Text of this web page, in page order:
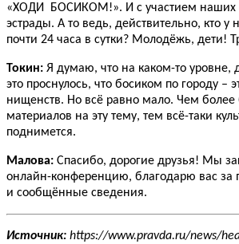
«ХОДИ БОСИКОМ!». И с участием наших
эстрады. А то ведь, действительно, кто у
почти 24 часа в сутки? Молодёжь, дети!
Токин: Я думаю, что на каком-то уровне,
это проснулось, что босиком по городу –
нищенств. Но всё равно мало. Чем более
материалов на эту тему, тем всё-таки
поднимется.
Малова: Спасибо, дорогие друзья! Мы
онлайн-конференцию, благодарю вас за
и сообщённые сведения.
Источник: https://www.pravda.ru/news/